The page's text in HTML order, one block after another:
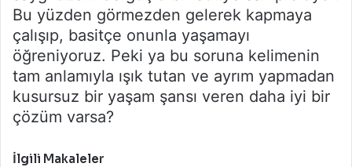
Bu yüzden görmezden gelerek kapmaya
çalışıp, basitçe onunla yaşamayı
öğreniyoruz. Peki ya bu soruna kelimenin
tam anlamıyla ışık tutan ve ayrım yapmadan
kusursuz bir yaşam şansı veren daha iyi bir
çözüm varsa?
İlgili Makaleler